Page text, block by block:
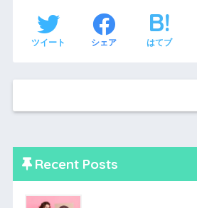
ツイート シェア はてブ
Recent Posts